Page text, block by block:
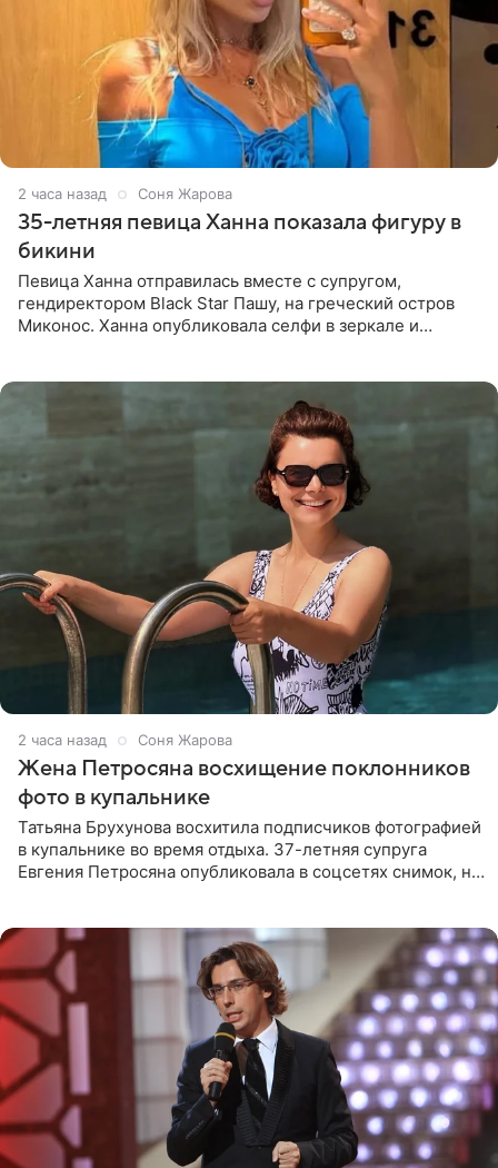
2 часа назад Соня Жарова
35-летняя певица Ханна показала фигуру в
бикини
Певица Ханна отправилась вместе с супругом,
гендиректором Black Star Пашу, на греческий остров
Миконос. Ханна опубликовала селфи в зеркале и
2 часа назад Соня Жарова
Жена Петросяна восхищение поклонников
фото в купальнике
Татьяна Брухунова восхитила подписчиков фотографией
в купальнике во время отдыха. 37-летняя супруга
Евгения Петросяна опубликовала в соцсетях снимок, на